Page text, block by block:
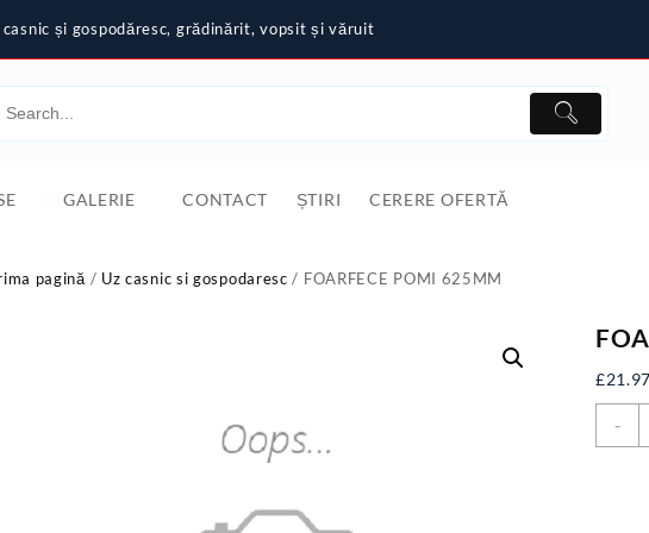
și gospodăresc, grădinărit, vopsit și văruit
GALERIE CONTACT ȘTIRI CERERE OFERTĂ
pagină / Uz casnic si gospodaresc / FOARFECE POMI 625MM
£
-